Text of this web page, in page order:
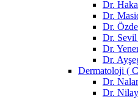
Dr.
Dr.
Dr.
Dr.
Dr.
Dr.
Dermatoloji (
Dr.
Dr.